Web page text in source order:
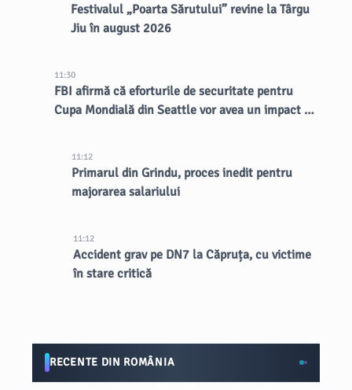
Festivalul „Poarta Sărutului” revine la Târgu
Jiu în august 2026
11:30
FBI afirmă că eforturile de securitate pentru
Cupa Mondială din Seattle vor avea un impact de
11:12
Primarul din Grindu, proces inedit pentru
majorarea salariului
11:12
Accident grav pe DN7 la Căpruța, cu victime
în stare critică
RECENTE DIN ROMÂNIA